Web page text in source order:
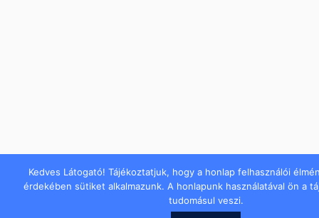
Kedves Látogató! Tájékoztatjuk, hogy a honlap felhasználói
érdekében sütiket alkalmazunk. A honlapunk használatával ön a
tudomásul veszi.